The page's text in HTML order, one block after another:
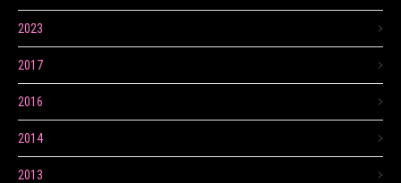
2023
2017
2016
2014
2013